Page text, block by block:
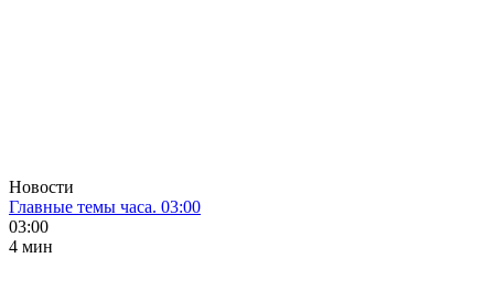
Новости
Главные темы часа. 03:00
03:00
4 мин